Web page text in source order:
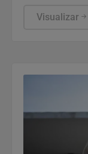
segunda a
Visualizar